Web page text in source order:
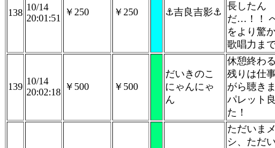
138
10/14
20:01:51
￥250 ￥250 ⚓️吉良吉影⚓️
長したん
だ…！！
をより驚
歌唱力ま
139
10/14
20:02:18
￥500 ￥500
だいきのこ
にゃんにゃ
ん
休憩終わ
残りは仕
がら聴き
パレット
た！
ただいま
シ、ただ